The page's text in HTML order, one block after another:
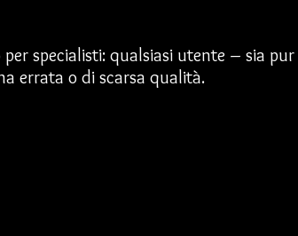
specialisti: qualsiasi utente – sia
errata o di scarsa qualità.